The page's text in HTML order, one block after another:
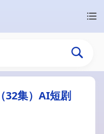
32集）AI短剧